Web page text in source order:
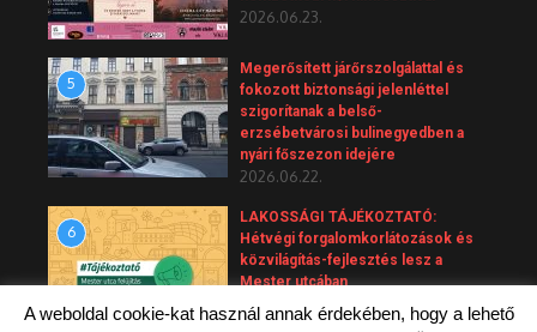
2026.06.23.
5
Megerősített járőrszolgálattal és
fokozott biztonsági jelenléttel
szigorítanak a belső-
erzsébetvárosi bulinegyedben a
nyári főszezon idejére
2026.06.22.
6
LAKOSSÁGI TÁJÉKOZTATÓ:
Hétvégi forgalomkorlátozások és
közvilágítás-fejlesztés lesz a
Mester utcában
2026.06.20.
A weboldal cookie-kat használ annak érdekében, hogy a lehető